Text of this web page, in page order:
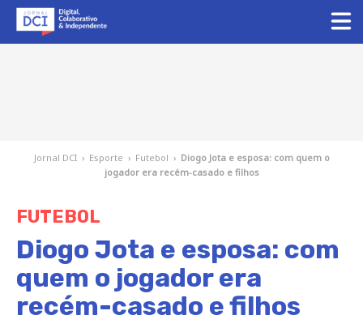
Jornal DCI › Esporte › Futebol › Diogo Jota e esposa: com quem o
jogador era recém-casado e filhos
FUTEBOL
Diogo Jota e esposa: com
quem o jogador era
recém-casado e filhos